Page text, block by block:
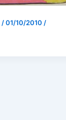
/01/10/2010 /